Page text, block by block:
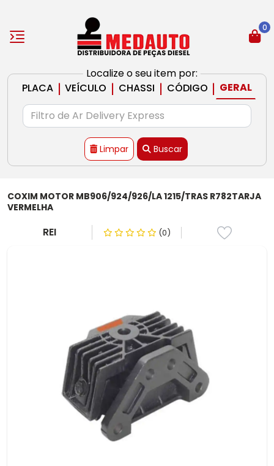
Localize o seu item por:
PLACA | VEÍCULO | CHASSI | CÓDIGO | GERAL
Limpar Buscar
0
COXIM MOTOR MB906/924/926/LA 1215/TRAS R782TARJA
VERMELHA
REI (0)